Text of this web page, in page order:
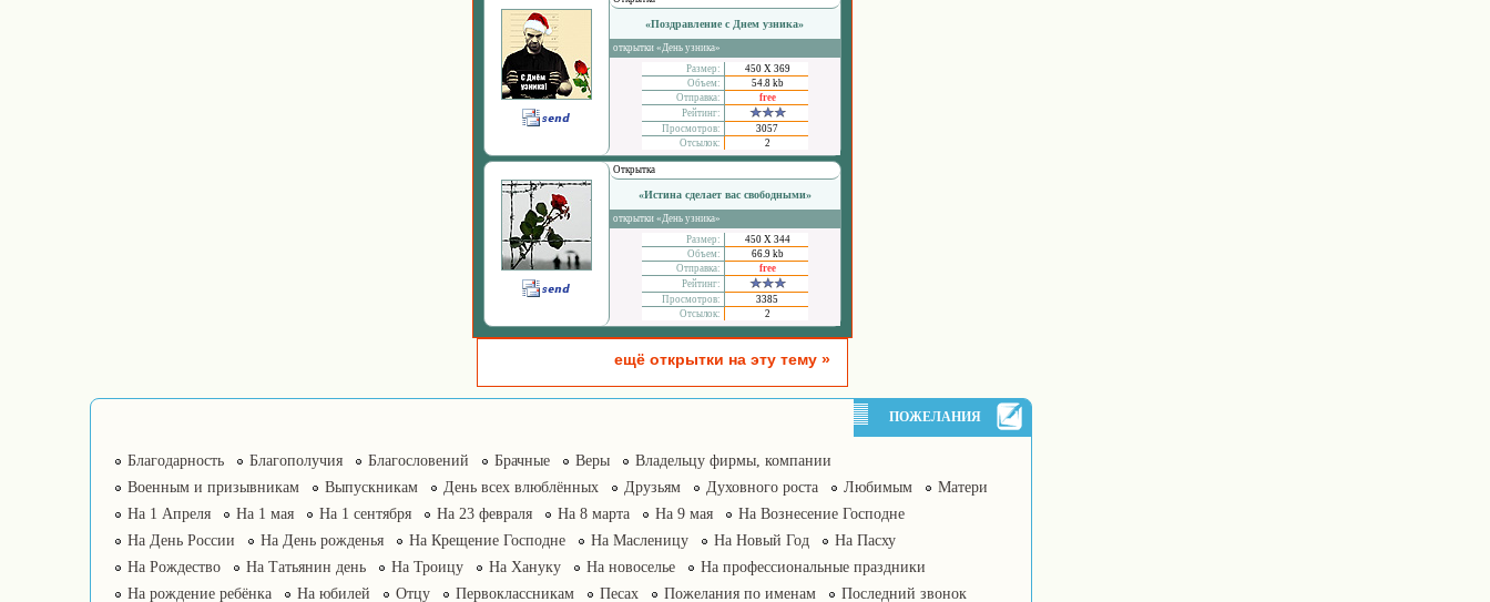
«Поздравление с Днем узника»
открытки «День узника»
Размер:
450 Х 369
Объем:
54.8 kb
Отправка:
free
Рейтинг:
Просмотров:
3057
Отсылок:
2
Открытка
«Истина сделает вас свободными»
открытки «День узника»
Размер:
450 Х 344
Объем:
66.9 kb
Отправка:
free
Рейтинг:
Просмотров:
3385
Отсылок:
2
ещё открытки на эту тему »
ПОЖЕЛАНИЯ
Благодарность Благополучия Благословений Брачные Веры
Владельцу фирмы, компании
Военным и призывникам
Выпускникам День всех влюблённых Друзьям Духовного роста Любимым
Матери
На 1 Апреля
На 1 мая На 1 сентября На 23 февраля На 8 марта На 9 мая
На Вознесение Господне
На День России
На День рожденья На Крещение Господне На Масленицу На Новый Год
На Пасху
На Рождество
На Татьянин день На Троицу На Хануку На новоселье
На профессиональные праздники
На рождение ребёнка
На юбилей Отцу Первоклассникам Песах Пожелания по именам Последний звонок